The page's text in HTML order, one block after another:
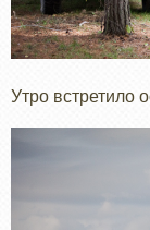
Утро встретило